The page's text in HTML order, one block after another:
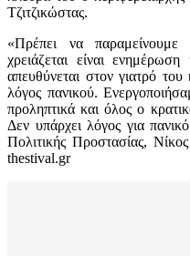
Τζιτζικώστας.
«Πρέπει να
χρειάζεται είναι
απευθύνεται στον γιατρό
λόγος πανικού.
προληπτικά και όλος ο
Δεν υπάρχει λόγος για
Πολιτικής Προστασίας,
thestival.gr